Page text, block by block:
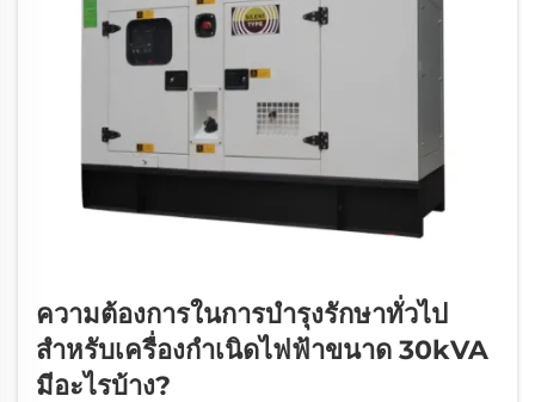
ความต้องการในการบำรุงรักษาทั่วไป
สำหรับเครื่องกำเนิดไฟฟ้าขนาด 30kVA
มีอะไรบ้าง?